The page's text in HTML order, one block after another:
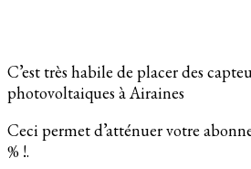
C’est très habile de placer des
photovoltaiques à Airaines
Ceci permet d’atténuer votre
% !.